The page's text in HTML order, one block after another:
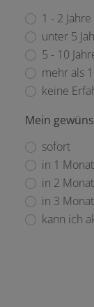
1 - 2 Jahre
unter 5
5 - 10
mehr als
keine
Mein
sofort
in 1 Monat
in 2
in 3
kann ich